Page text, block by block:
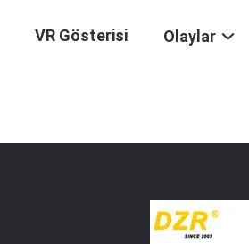
VR Gösterisi Olaylar